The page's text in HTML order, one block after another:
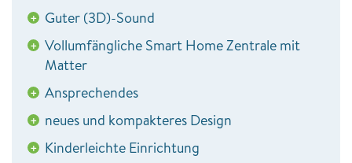
+ Guter (3D)-Sound
+ Vollumfängliche Smart Home Zentrale mit
Matter
+ Ansprechendes
+ neues und kompakteres Design
+ Kinderleichte Einrichtung